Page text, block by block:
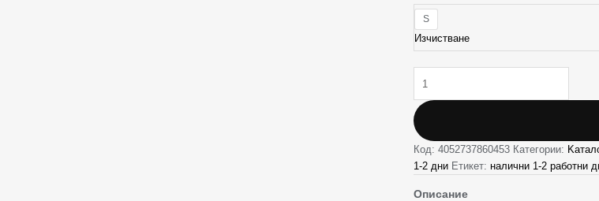
S
Изчистване
Код: 4052737860453 Категории:
1-2 дни Етикет: налични 1-2 работни
Описание